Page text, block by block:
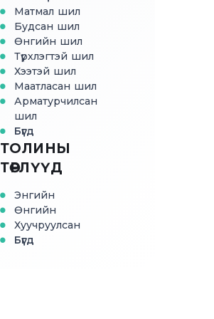
Матмал шил
Будсан шил
Өнгийн шил
Түрхлэгтэй шил
Хээтэй шил
Маатласан шил
Арматурчилсан
шил
Бүгд
ТОЛИНЫ
ТӨРЛҮҮД
Энгийн
Өнгийн
Хуучруулсан
Бүгд